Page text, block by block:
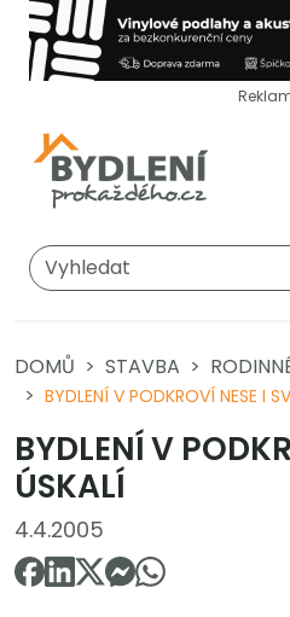
DOMŮ STAVBA
BYDLENÍ V PODKROVÍ NESE I
BYDLENÍ V
ÚSKALÍ
4.4.2005